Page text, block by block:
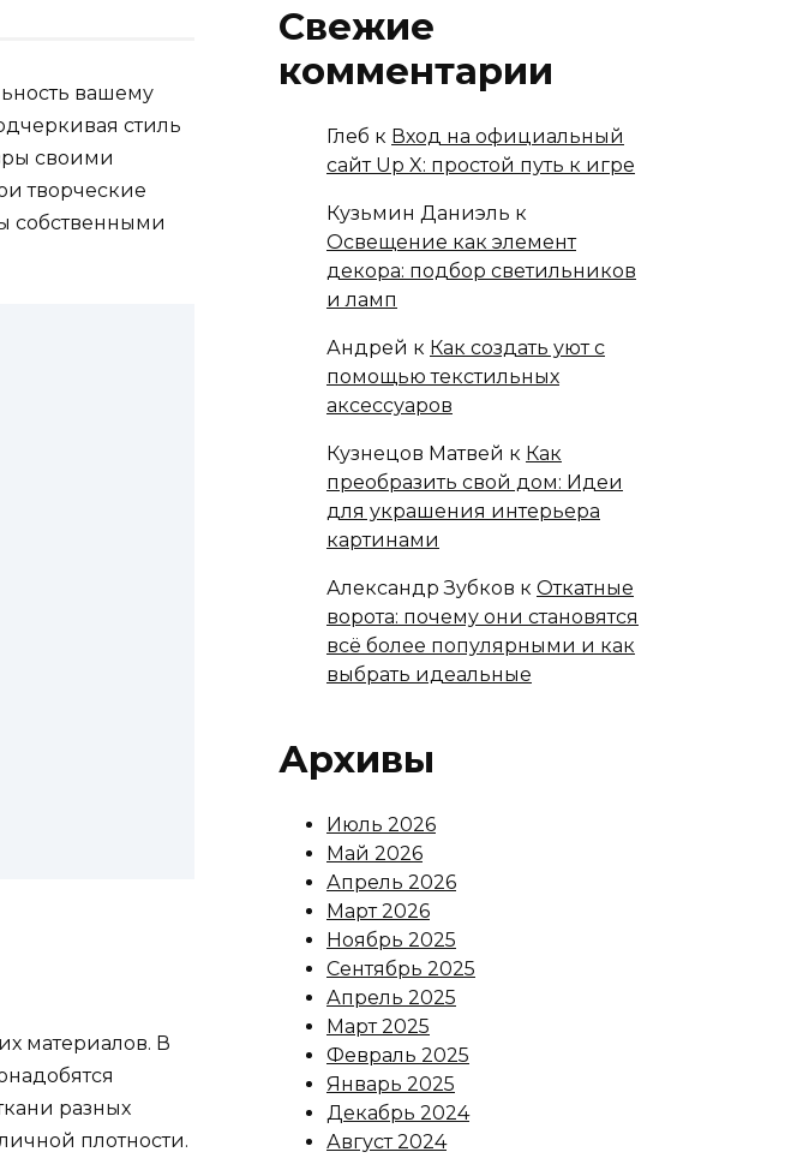
вашему
стиль
своими
творческие
собственными
материалов. В
разных
плотности.
Свежие
комментарии
Глеб к Вход на официальный
сайт Up X: простой путь к игре
Кузьмин Даниэль к
Освещение как элемент
декора: подбор светильников
и ламп
Андрей к Как создать уют с
помощью текстильных
аксессуаров
Кузнецов Матвей к Как
преобразить свой дом: Идеи
для украшения интерьера
картинами
Александр Зубков к Откатные
ворота: почему они становятся
всё более популярными и как
выбрать идеальные
Архивы
Июль 2026
Май 2026
Апрель 2026
Март 2026
Ноябрь 2025
Сентябрь 2025
Апрель 2025
Март 2025
Февраль 2025
Январь 2025
Декабрь 2024
Август 2024